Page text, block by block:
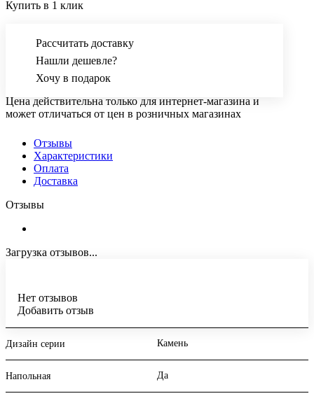
Купить в 1 клик
Рассчитать доставку
Нашли дешевле?
Хочу в подарок
Цена действительна только для интернет-магазина и
может отличаться от цен в розничных магазинах
Отзывы
Характеристики
Оплата
Доставка
Отзывы
Загрузка отзывов...
Нет отзывов
Добавить отзыв
Дизайн серии Камень
Напольная Да